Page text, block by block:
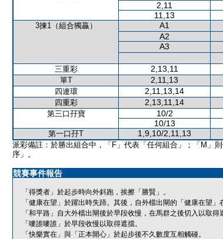
2,11
11,13
3揀1（組合獨贏） A1
A2
A3
三重彩
2,13,11
單T 2,11,13
四連環 2,11,13,14
四重彩 2,13,11,14
第三口孖寶 10/2
10/13
第一口孖T 1,9,10/2,11,13
派彩備註：於勝出組合中，「F」代表「任何組合」；「M」
序」。
競賽事件報告
「得獎者」於起步時向外斜跑，挨擦「勝賢」。
「健康在望」於躍出時失蹄。其後，自外檔出閘的「健康在望」
「和平路」自大外檔出閘後於早段收慢，在馬群之後切入以取得
「嘜誰嘜誰」於早段收慢以取得遮擋。
「快樂實在」與「正本開心」於起步後不久數度互相觸碰。